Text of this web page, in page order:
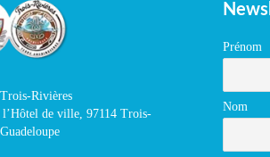
Rivières
l’Hôtel de ville, 97114 Trois-
Prénom
Nom